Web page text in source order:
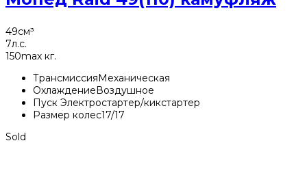
49см³
7л.с.
150max кг.
ТрансмиссияМеханическая
ОхлаждениеВоздушное
Пуск Электростартер/кикстартер
Размер колес17/17
Sold